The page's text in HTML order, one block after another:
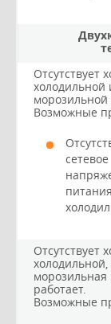
Отсутствует
холодильной
морозильной
Возможные
сетевое
питания
Отсутствует
холодильной,
морозильная
работает.
Возможные